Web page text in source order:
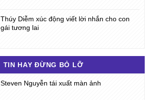
Thúy Diễm xúc động viết lời nhắn cho con
gái tương lai
TIN HAY ĐỪNG BỎ LỠ
Steven Nguyễn tái xuất màn ảnh